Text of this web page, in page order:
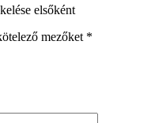
elsőként
mezőket *